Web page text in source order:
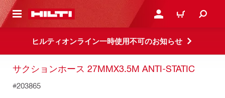
内容を表示 ログイン・新規オンライ
カート
ヒルティオンライン一時使用不可のお知らせ
サクションホース 27MMX3.5M ANTI-STATIC
#203865